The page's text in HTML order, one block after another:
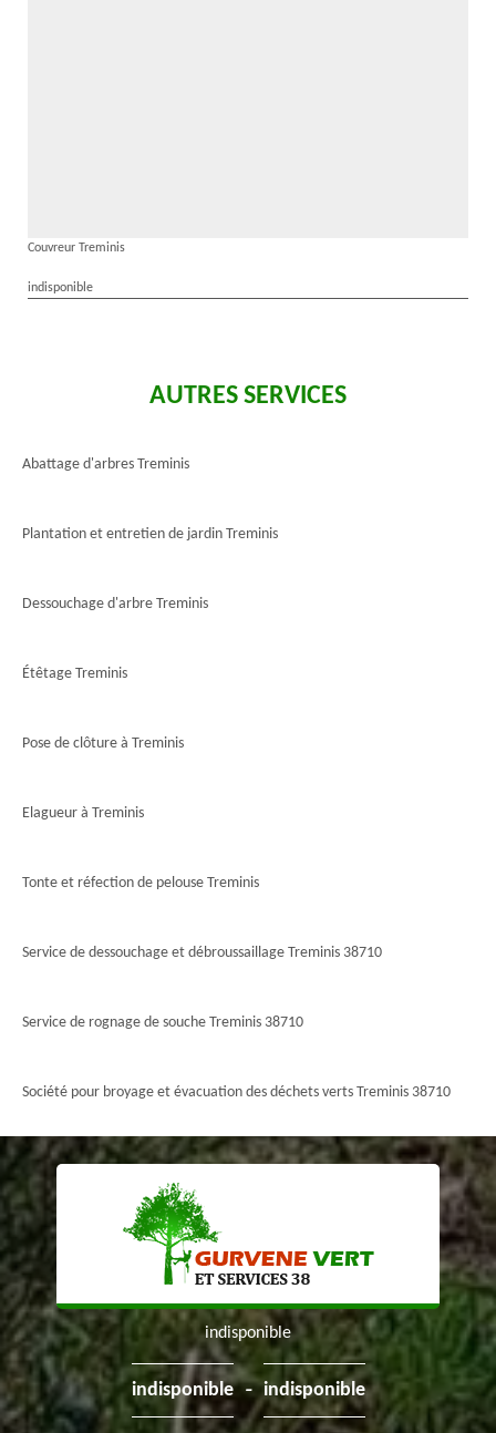
Couvreur Treminis
indisponible
AUTRES SERVICES
Abattage d'arbres Treminis
Plantation et entretien de jardin Treminis
Dessouchage d'arbre Treminis
Étêtage Treminis
Pose de clôture à Treminis
Elagueur à Treminis
Tonte et réfection de pelouse Treminis
Service de dessouchage et débroussaillage Treminis 38710
Service de rognage de souche Treminis 38710
Société pour broyage et évacuation des déchets verts Treminis 38710
indisponible
indisponible - indisponible